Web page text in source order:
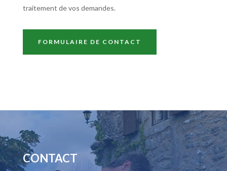
traitement de vos demandes.
FORMULAIRE DE CONTACT
CONTACT